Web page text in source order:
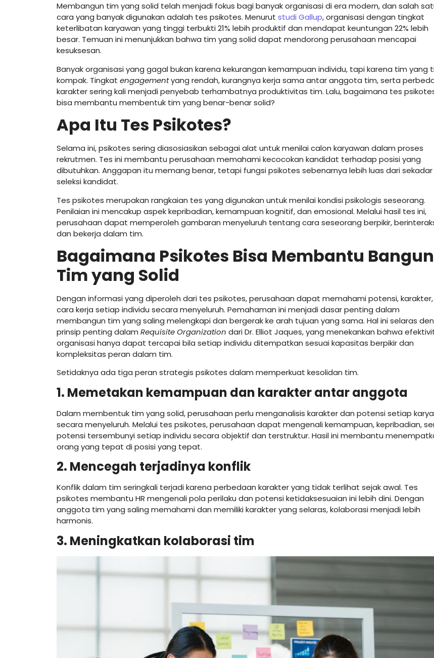
Membangun tim yang solid telah menjadi fokus bagi banyak organisasi di era modern, dan salah
cara yang banyak digunakan adalah tes psikotes. Menurut studi Gallup, organisasi dengan tingkat
keterlibatan karyawan yang tinggi terbukti 21% lebih produktif dan mendapat keuntungan 22% lebih
besar. Temuan ini menunjukkan bahwa tim yang solid dapat mendorong perusahaan mencapai
kesuksesan.
Banyak organisasi yang gagal bukan karena kekurangan kemampuan individu, tapi karena tim yang
kompak. Tingkat engagementyang rendah, kurangnya kerja sama antar anggota tim, serta
karakter sering kali menjadi penyebab terhambatnya produktivitas tim. Lalu, bagaimana tes
bisa membantu membentuk tim yang benar-benar solid?
Apa Itu Tes Psikotes?
Selama ini, psikotes sering diasosiasikan sebagai alat untuk menilai calon karyawan dalam proses
rekrutmen. Tes ini membantu perusahaan memahami kecocokan kandidat terhadap posisi yang
dibutuhkan. Anggapan itu memang benar, tetapi fungsi psikotes sebenarnya lebih luas dari
seleksi kandidat.
Tes psikotes merupakan rangkaian tes yang digunakan untuk menilai kondisi psikologis seseorang.
Penilaian ini mencakup aspek kepribadian, kemampuan kognitif, dan emosional. Melalui hasil tes ini,
perusahaan dapat memperoleh gambaran menyeluruh tentang cara seseorang berpikir,
dan bekerja dalam tim.
Bagaimana Psikotes Bisa Membantu Bangun
Tim yang Solid
Dengan informasi yang diperoleh dari tes psikotes, perusahaan dapat memahami potensi,
cara kerja setiap individu secara menyeluruh. Pemahaman ini menjadi dasar penting dalam
membangun tim yang saling melengkapi dan bergerak ke arah tujuan yang sama. Hal ini selaras
prinsip penting dalam Requisite Organization dari Dr. Elliot Jaques, yang menekankan bahwa
organisasi hanya dapat tercapai bila setiap individu ditempatkan sesuai kapasitas berpikir dan
kompleksitas peran dalam tim.
Setidaknya ada tiga peran strategis psikotes dalam memperkuat kesolidan tim.
1. Memetakan kemampuan dan karakter antar anggota
Dalam membentuk tim yang solid, perusahaan perlu menganalisis karakter dan potensi setiap
secara menyeluruh. Melalui tes psikotes, perusahaan dapat mengenali kemampuan, kepribadian,
potensi tersembunyi setiap individu secara objektif dan terstruktur. Hasil ini membantu
orang yang tepat di posisi yang tepat.
2. Mencegah terjadinya konflik
Konflik dalam tim seringkali terjadi karena perbedaan karakter yang tidak terlihat sejak awal. Tes
psikotes membantu HR mengenali pola perilaku dan potensi ketidaksesuaian ini lebih dini. Dengan
anggota tim yang saling memahami dan memiliki karakter yang selaras, kolaborasi menjadi lebih
harmonis.
3. Meningkatkan kolaborasi tim